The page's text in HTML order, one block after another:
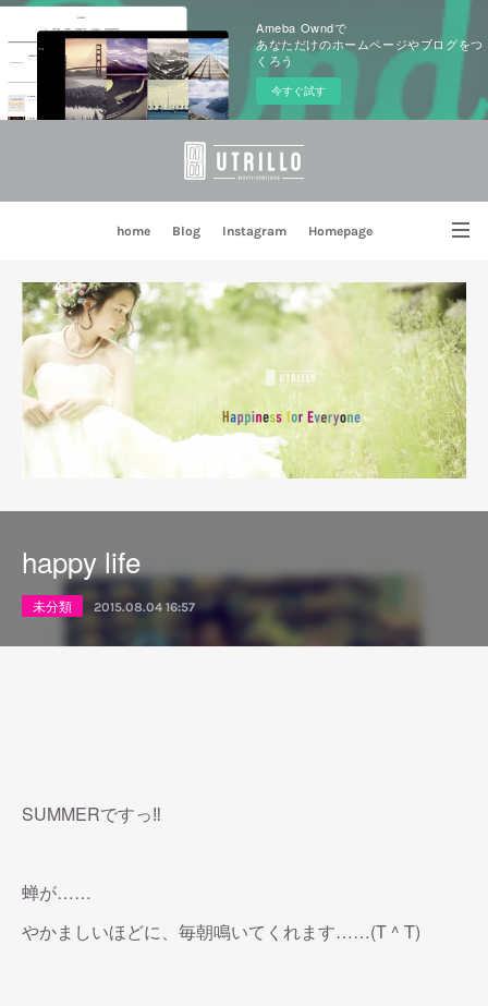
Ameba Owndで
あなただけのホームページやブログをつ
くろう
今すぐ試す
home Blog Instagram Homepage
姉妹店 PORTE BLEUE
happy life
未分類 2015.08.04 16:57
SUMMERですっ‼︎
蝉が……
やかましいほどに、毎朝鳴いてくれます……(T ^ T)